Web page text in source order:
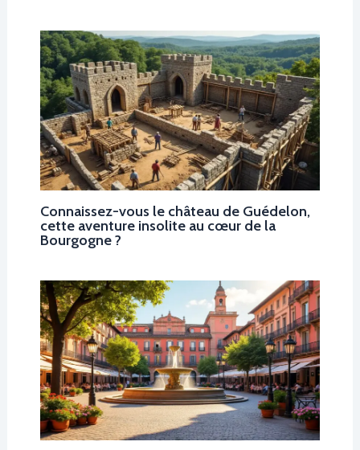
Connaissez-vous le château de Guédelon,
cette aventure insolite au cœur de la
Bourgogne ?